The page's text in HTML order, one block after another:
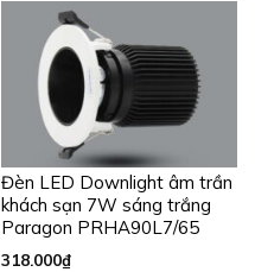
Đèn LED Downlight âm trần
khách sạn 7W sáng trắng
Paragon PRHA90L7/65
318.000₫